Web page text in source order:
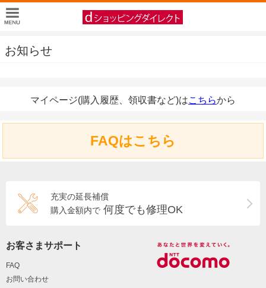
お知らせ
マイページ(購入履歴、領収書など)はこちらから
FAQはこちら
充実の延長補償
購入金額内で 何度でも修理OK
お客さまサポート
FAQ
お問い合わせ